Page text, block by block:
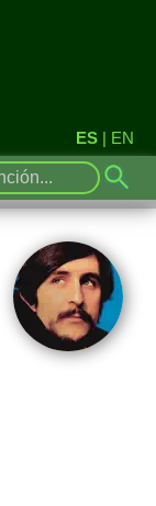
ES | EN